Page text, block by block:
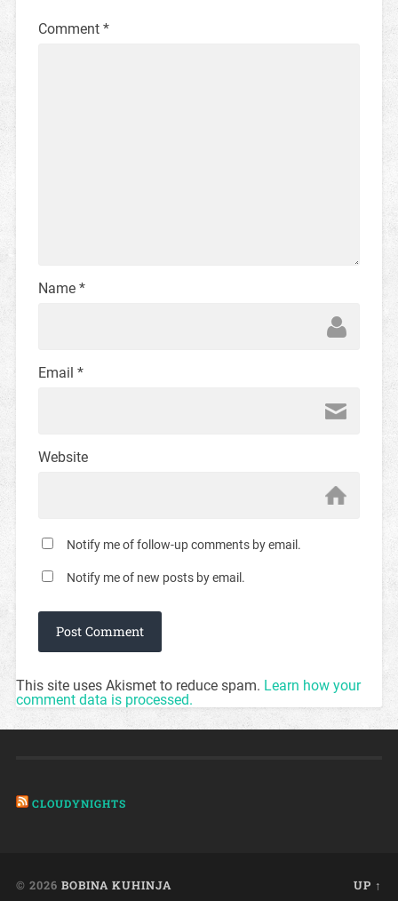
Comment *
Name *
Email *
Website
Notify me of follow-up comments by email.
Notify me of new posts by email.
This site uses Akismet to reduce spam. Learn how your
comment data is processed.
CLOUDYNIGHTS
© 2026 BOBINA KUHINJA UP ↑